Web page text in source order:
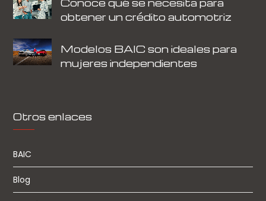
obtener un crédito automotriz
Modelos BAIC son ideales para
mujeres independientes
Otros enlaces
BAIC
Blog